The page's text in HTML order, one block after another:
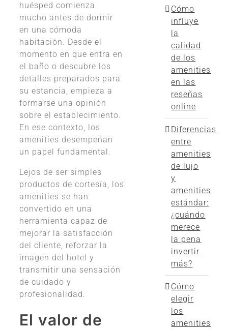
huésped comienza
mucho antes de dormir
en una cómoda
habitación. Desde el
momento en que entra en
el baño o descubre los
detalles preparados para
su estancia, empieza a
formarse una opinión
sobre el establecimiento.
En ese contexto, los
amenities desempeñan
un papel fundamental.
Lejos de ser simples
productos de cortesía, los
amenities se han
convertido en una
herramienta capaz de
mejorar la satisfacción
del cliente, reforzar la
imagen del hotel y
transmitir una sensación
de cuidado y
profesionalidad.
El valor de
Cómo
influye
la
calidad
de los
amenities
en las
reseñas
online
Diferencias
entre
amenities
de lujo
y
amenities
estándar:
¿cuándo
merece
la pena
invertir
más?
Cómo
elegir
los
amenities